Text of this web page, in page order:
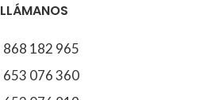
LLÁMANOS
868 182 965
653 076 360